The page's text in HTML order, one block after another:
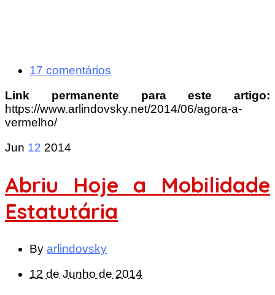
17 comentários
Link permanente para este artigo:
https://www.arlindovsky.net/2014/06/agora-a-
vermelho/
Jun 12 2014
Abriu Hoje a Mobilidade
Estatutária
By arlindovsky
12 de Junho de 2014